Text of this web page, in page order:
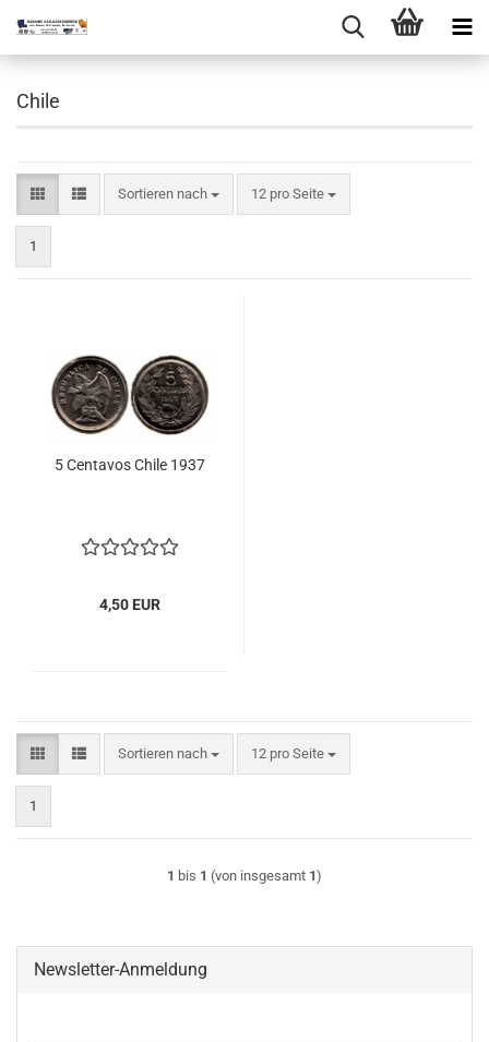
Chile
Sortieren nach
Sortieren nach 12 pro Seite
pro Seite
1
5 Cen­ta­vos Chile 1937
4,50 EUR
Sortieren nach
Sortieren nach 12 pro Seite
pro Seite
1
1 bis 1 (von insgesamt 1)
Newsletter-Anmeldung